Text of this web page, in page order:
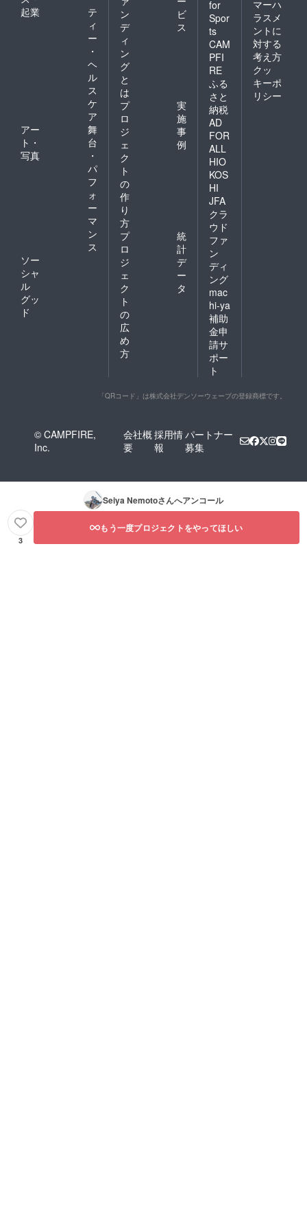
起業
テ
ィ
ー
・
ヘ
ル
ス
ケ
ア
アー
ト・
写真
舞
台
・
パ
フ
ォ
ー
マ
ン
ス
ソー
シャ
ル
グッ
ド
ン
デ
ィ
ン
グ
と
は
ビ
ス
プ
ロ
ジ
ェ
ク
ト
の
作
り
方
実
施
事
例
プ
ロ
ジ
ェ
ク
ト
の
広
め
方
統
計
デ
ー
タ
for
Spor
ts
CAM
PFI
RE
ふる
さと
納税
AD
FOR
ALL
HIO
KOS
HI
JFA
クラ
ウド
ファ
ン
ディ
ング
mac
hi-ya
補助
金申
請サ
ポー
ト
マーハ
ラスメ
ントに
対する
考え方
クッ
キーポ
リシー
「QRコード」は株式会社デンソーウェーブの登録商標です。
© CAMPFIRE,
Inc.
会社概
要
採用情
報
パートナー
募集
Seiya Nemotoさんへアンコール
3
もう一度プロジェクトをやってほしい